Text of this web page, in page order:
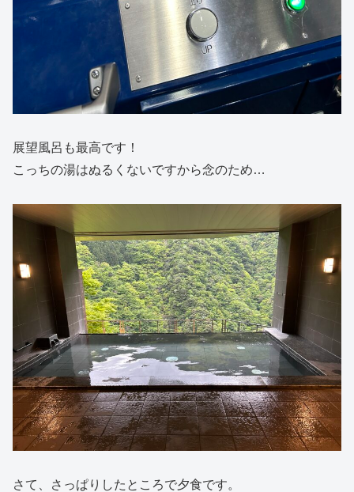
展望風呂も最高です！
こっちの湯はぬるくないですから念のため…
さて、さっぱりしたところで夕食です。